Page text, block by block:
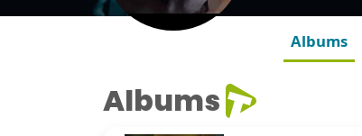
Albums
Albums